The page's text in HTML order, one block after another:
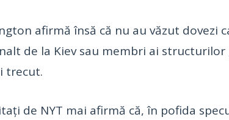
afirmă însă că nu au văzut
de la Kiev sau membri ai
trecut.
de NYT mai afirmă că, în pofida